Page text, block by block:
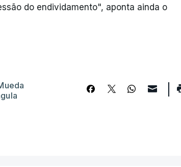
do endividamento", aponta ainda o